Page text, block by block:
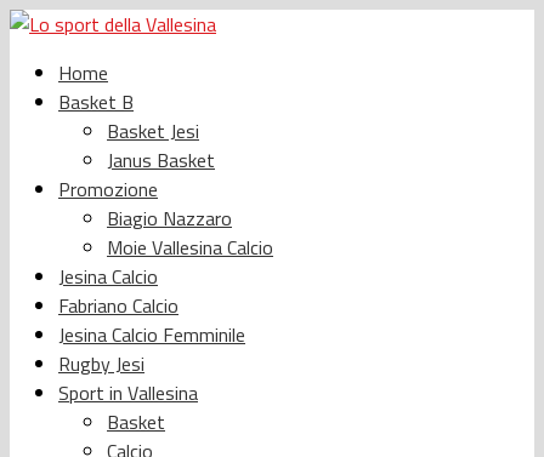
Home
Basket B
Basket Jesi
Janus Basket
Promozione
Biagio Nazzaro
Moie Vallesina Calcio
Jesina Calcio
Fabriano Calcio
Jesina Calcio Femminile
Rugby Jesi
Sport in Vallesina
Basket
Calcio